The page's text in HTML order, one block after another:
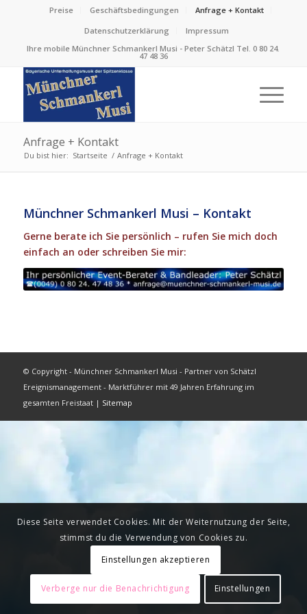
Preise Geschäftsbedingungen
Anfrage + Kontakt
Datenschutzerklärung
Impressum
Ihre mobile Münchner Schmankerl Musi - Peter Schätzl Tel. 0 80 24.
47 48 36
Anfrage + Kontakt
Du bist hier: Startseite / Anfrage + Kontakt
Münchner Schmankerl Musi – Kontakt
Gerne berate ich Sie persönlich – rufen Sie mich doch
einfach an oder schreiben Sie mir:
© Copyright - Münchner Schmankerl Musi - Partner von Schätzl
Ereignismanagement - Marktführer mit 49 Jahren Erfahrung im
gesamten Freistaat | Sitemap
Diese Seite verwendet Cookies. Mit der Weiternutzung der Seite,
stimmst du die Verwendung von Cookies zu.
Einstellungen akzeptieren
Verberge nur die Benachrichtigung Einstellungen